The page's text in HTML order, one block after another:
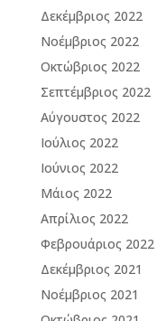
Δεκέμβριος 2022
Νοέμβριος 2022
Οκτώβριος 2022
Σεπτέμβριος 2022
Αύγουστος 2022
Ιούλιος 2022
Ιούνιος 2022
Μάιος 2022
Απρίλιος 2022
Φεβρουάριος 2022
Δεκέμβριος 2021
Νοέμβριος 2021